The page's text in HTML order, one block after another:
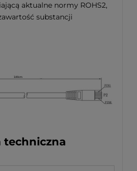
aktualne normy ROHS2,
substancji
techniczna